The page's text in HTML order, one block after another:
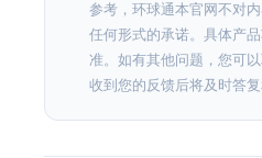
参考，环球通本官网不对
任何形式的承诺。具体产
准。如有其他问题，您可
收到您的反馈后将及时答复